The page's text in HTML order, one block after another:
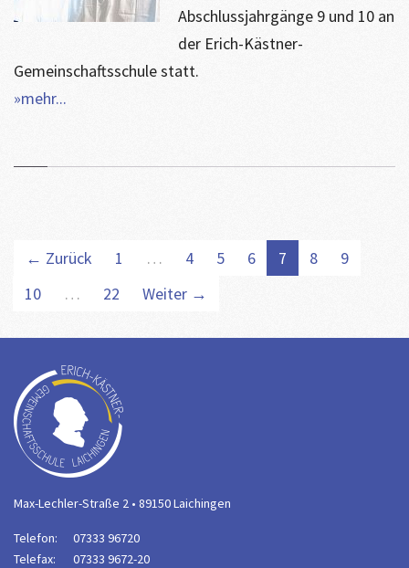
Abschlussjahrgänge 9 und 10 an
der Erich-Kästner-
Gemeinschaftsschule statt.
»mehr...
← Zurück 1 … 4 5 6 7 8
9
10
… 22 Weiter →
Max-Lechler-Straße 2 • 89150 Laichingen
Telefon:
07333 96720
Telefax:
07333 9672-20